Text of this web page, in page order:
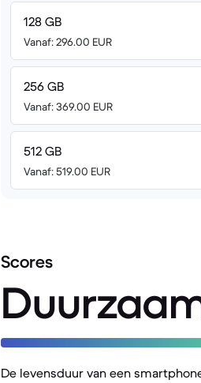
128 GB
Vanaf: 296.00 EUR
256 GB
Vanaf: 369.00 EUR
512 GB
Vanaf: 519.00 EUR
Scores
De levensduur van een